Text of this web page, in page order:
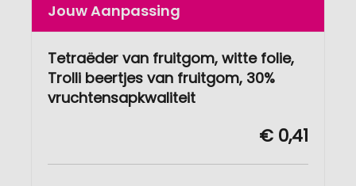
Jouw Aanpassing
Tetraëder van fruitgom, witte folie,
Trolli beertjes van fruitgom, 30%
vruchtensapkwaliteit
€ 0,41